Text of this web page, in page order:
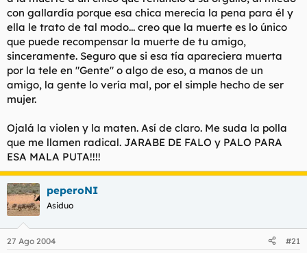
con gallardía porque esa chica merecía la pena para él y
ella le trato de tal modo... creo que la muerte es lo único
que puede recompensar la muerte de tu amigo,
sinceramente. Seguro que si esa tía apareciera muerta
por la tele en "Gente" o algo de eso, a manos de un
amigo, la gente lo vería mal, por el simple hecho de ser
mujer.
Ojalá la violen y la maten. Así de claro. Me suda la polla
que me llamen radical. JARABE DE FALO y PALO PARA
ESA MALA PUTA!!!!
peperoNI
Asiduo
27 Ago 2004 #21